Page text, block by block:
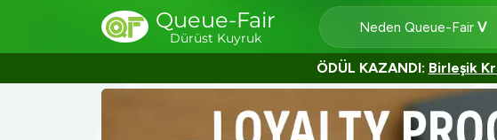
Queue-Fair
Dürüst Kuyruk
Neden Queue-Fair
ÖDÜL KAZANDI: Birleşik